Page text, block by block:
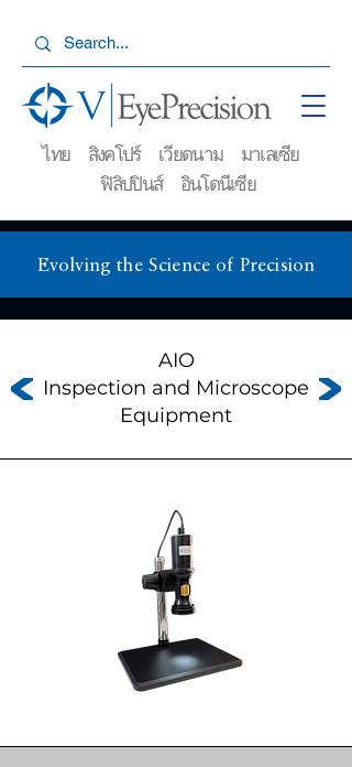
ไทย สิงคโปร์ เวียดนาม มาเลเซีย
ฟิลิปปินส์ อินโดนีเซีย
Evolving the Science of Precision
AIO
Inspection and Microscope
Equipment